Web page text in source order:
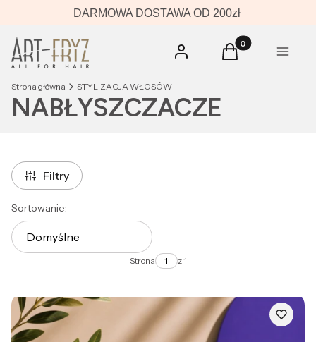
DARMOWA DOSTAWA OD 200zł
Zaloguj się Produkty w
Koszyk Menu
Strona główna STYLIZACJA WŁOSÓW
NABŁYSZCZACZE
Filtry
Lista produktów
Sortowanie:
Domyślne
Strona z 1